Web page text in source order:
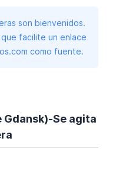
son bienvenidos.
facilite un enlace
como fuente.
Gdansk)-Se agita